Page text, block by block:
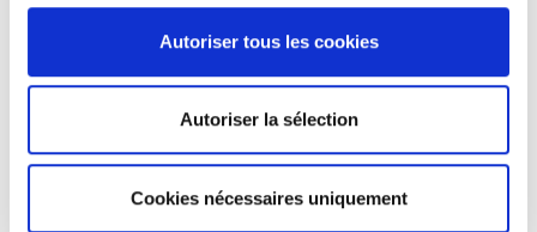
Autoriser tous les cookies
Autoriser la sélection
Cookies nécessaires uniquement
BIC subject category (UK)
JF Society & culture: general
Onix Audience Codes
06 Professional and scholarly
Title First Published
13 June 2019
Type of Work